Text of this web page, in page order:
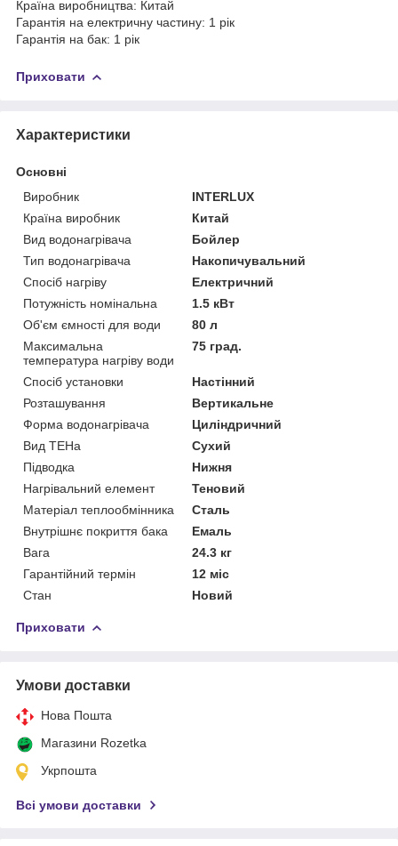
Країна виробництва: Китай
Гарантія на електричну частину: 1 рік
Гарантія на бак: 1 рік
Приховати
Характеристики
Основні
Виробник
INTERLUX
Країна виробник
Китай
Вид водонагрівача
Бойлер
Тип водонагрівача
Накопичувальний
Спосіб нагріву
Електричний
Потужність номінальна
1.5 кВт
Об'єм ємності для води
80 л
Максимальна
температура нагріву води
75 град.
Спосіб установки
Настінний
Розташування
Вертикальне
Форма водонагрівача
Циліндричний
Вид ТЕНа
Сухий
Підводка
Нижня
Нагрівальний елемент
Теновий
Матеріал теплообмінника
Сталь
Внутрішнє покриття бака
Емаль
Вага
24.3 кг
Гарантійний термін
12 міс
Стан
Новий
Приховати
Умови доставки
Нова Пошта
Магазини Rozetka
Укрпошта
Всі умови доставки